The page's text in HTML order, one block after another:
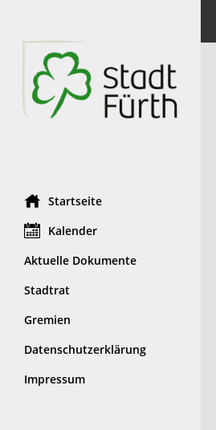
Startseite
Kalender
Aktuelle Dokumente
Stadtrat
Gremien
Datenschutzerklärung
Impressum